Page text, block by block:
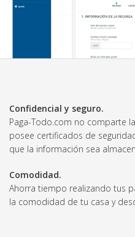
Confidencial y seguro.
Paga-Todo.com no comparte
posee certificados de
que la información sea
Comodidad.
Ahorra tiempo realizando tus
la comodidad de tu casa y